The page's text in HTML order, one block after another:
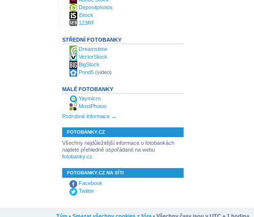
Depositphotos
iStock
123RF
STŘEDNÍ FOTOBANKY
Dreamstime
VectorStock
BigStock
Pond5 (video)
MALÉ FOTOBANKY
Yaymicro
MostPhotos
Podrobné informace →
FOTOBANKY.CZ
Všechny nejdůležitější informace o fotobankách
najdete přehledně uspořádané na webu
fotobanky.cz
FOTOBANKY.CZ NA SÍTI
Facebook
Twitter
Tým • Smazat všechny cookies z fóra • Všechny časy jsou v UTC + 1 hodina